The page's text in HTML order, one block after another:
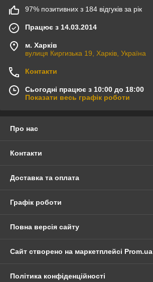
97% позитивних з 184 відгуків за рік
Працює з 14.03.2014
м. Харків
вулиця Киргизька 19, Харків, Україна
Контакти
Сьогодні працює з 10:00 до 18:00
Показати весь графік роботи
Про нас
Контакти
Доставка та оплата
Графік роботи
Повна версія сайту
Сайт створено на маркетплейсі Prom.ua
Політика конфіденційності